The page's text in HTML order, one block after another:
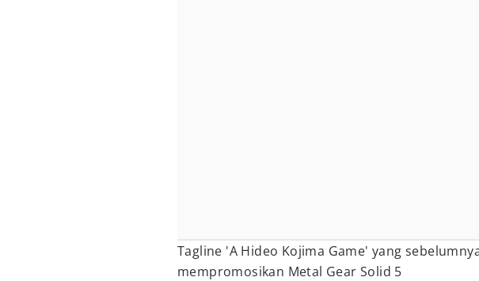
Tagline 'A Hideo Kojima Game' yang
mempromosikan Metal Gear Solid 5